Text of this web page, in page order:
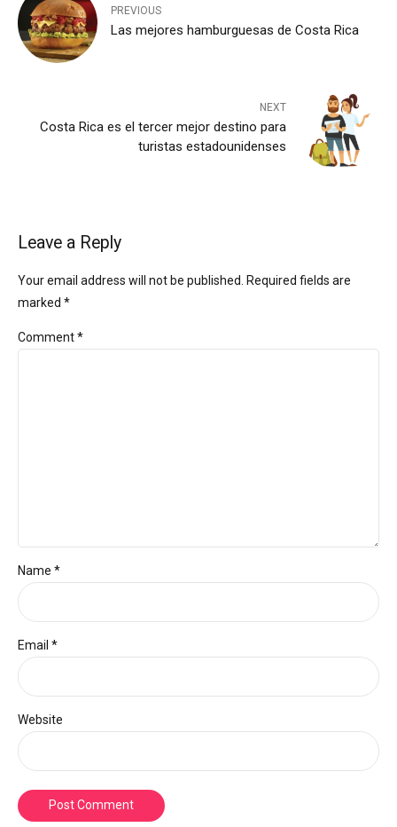
PREVIOUS
Las mejores hamburguesas de Costa Rica
NEXT
Costa Rica es el tercer mejor destino para
turistas estadounidenses
Leave a Reply
Your email address will not be published. Required fields are
marked *
Comment*
Name *
Email *
Website
Post Comment